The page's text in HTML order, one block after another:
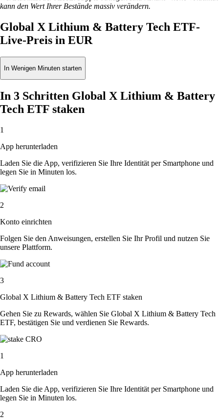
kann den Wert Ihrer Bestände massiv verändern.
Global X Lithium & Battery Tech ETF-
Live-Preis in EUR
In Wenigen Minuten starten
In 3 Schritten Global X Lithium & Battery
Tech ETF staken
1
App herunterladen
Laden Sie die App, verifizieren Sie Ihre Identität per Smartphone und
legen Sie in Minuten los.
2
Konto einrichten
Folgen Sie den Anweisungen, erstellen Sie Ihr Profil und nutzen Sie
unsere Plattform.
3
Global X Lithium & Battery Tech ETF staken
Gehen Sie zu Rewards, wählen Sie Global X Lithium & Battery Tech
ETF, bestätigen Sie und verdienen Sie Rewards.
1
App herunterladen
Laden Sie die App, verifizieren Sie Ihre Identität per Smartphone und
legen Sie in Minuten los.
2